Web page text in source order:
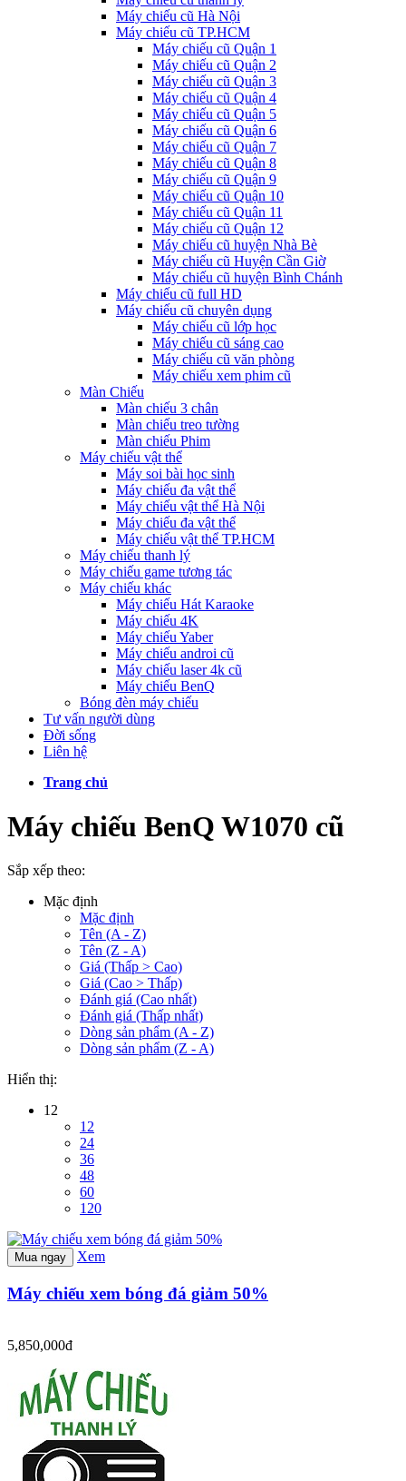
Máy chiếu cũ Hà Nội
Máy chiếu cũ TP.HCM
Máy chiếu cũ Quận 1
Máy chiếu cũ Quận 2
Máy chiếu cũ Quận 3
Máy chiếu cũ Quận 4
Máy chiếu cũ Quận 5
Máy chiếu cũ Quận 6
Máy chiếu cũ Quận 7
Máy chiếu cũ Quận 8
Máy chiếu cũ Quận 9
Máy chiếu cũ Quận 10
Máy chiếu cũ Quận 11
Máy chiếu cũ Quận 12
Máy chiếu cũ huyện Nhà Bè
Máy chiếu cũ Huyện Cần Giờ
Máy chiếu cũ huyện Bình Chánh
Máy chiếu cũ full HD
Máy chiếu cũ chuyên dụng
Máy chiếu cũ lớp học
Máy chiếu cũ sáng cao
Máy chiếu cũ văn phòng
Máy chiếu xem phim cũ
Màn Chiếu
Màn chiếu 3 chân
Màn chiếu treo tường
Màn chiếu Phim
Máy chiếu vật thể
Máy soi bài học sinh
Máy chiếu đa vật thể
Máy chiếu vật thể Hà Nội
Máy chiếu đa vật thể
Máy chiếu vật thể TP.HCM
Máy chiếu thanh lý
Máy chiếu game tương tác
Máy chiếu khác
Máy chiếu Hát Karaoke
Máy chiếu 4K
Máy chiếu Yaber
Máy chiếu androi cũ
Máy chiếu laser 4k cũ
Máy chiếu BenQ
Bóng đèn máy chiếu
Tư vấn người dùng
Đời sống
Liên hệ
Trang chủ
Máy chiếu BenQ W1070 cũ
Sắp xếp theo:
Mặc định
Mặc định
Tên (A - Z)
Tên (Z - A)
Giá (Thấp > Cao)
Giá (Cao > Thấp)
Đánh giá (Cao nhất)
Đánh giá (Thấp nhất)
Dòng sản phẩm (A - Z)
Dòng sản phẩm (Z - A)
Hiển thị:
12
12
24
36
48
60
120
Mua ngay Xem
Máy chiếu xem bóng đá giảm 50%
5,850,000đ